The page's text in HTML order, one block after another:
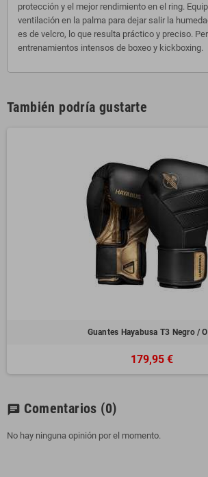
protección y el mejor rendimiento en el ring.
ventilación en la palma para dejar salir la
es de velcro, lo que resulta práctico y preciso.
entrenamientos intensos de boxeo y kickboxing.
También podría gustarte
Guantes Hayabusa T3 Negro /
179,95 €
chat Comentarios (0)
No hay ninguna opinión por el momento.